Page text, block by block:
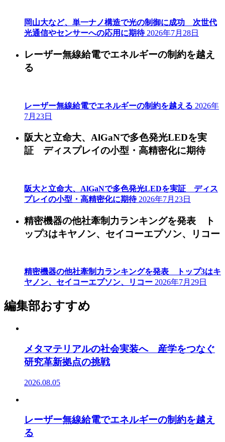
岡山大など、単一ナノ構造で光の制御に成功 次世代
光通信やセンサーへの応用に期待 2026年7月28日
レーザー無線給電でエネルギーの制約を越え
る
レーザー無線給電でエネルギーの制約を越える 2026年
7月23日
阪大と立命大、AlGaNで多色発光LEDを実
証 ディスプレイの小型・高精密化に期待
阪大と立命大、AlGaNで多色発光LEDを実証 ディス
プレイの小型・高精密化に期待 2026年7月23日
精密機器の他社牽制力ランキングを発表 ト
ップ3はキヤノン、セイコーエプソン、リコー
精密機器の他社牽制力ランキングを発表 トップ3はキ
ヤノン、セイコーエプソン、リコー 2026年7月29日
編集部おすすめ
メタマテリアルの社会実装へ 産学をつなぐ
研究革新拠点の挑戦
2026.08.05
レーザー無線給電でエネルギーの制約を越え
る